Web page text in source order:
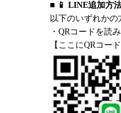
■ 📱 LINE追加方
以下のいずれかの
・QRコードを読
【ここにQRコード